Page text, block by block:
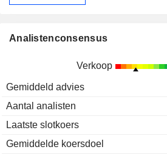
Analistenconsensus
Verkoop
Gemiddeld advies
Aantal analisten
Laatste slotkoers
Gemiddelde koersdoel